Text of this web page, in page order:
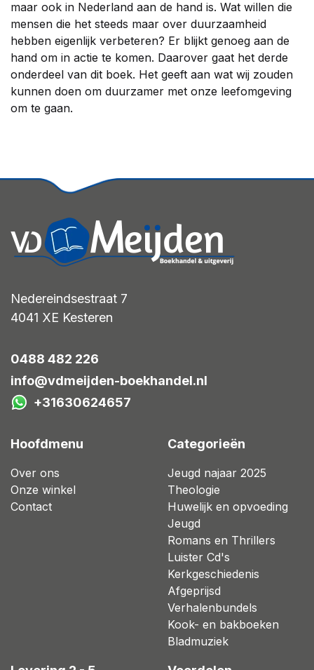
maar ook in Nederland aan de hand is. Wat willen die
mensen die het steeds maar over duurzaamheid
hebben eigenlijk verbeteren? Er blijkt genoeg aan de
hand om in actie te komen. Daarover gaat het derde
onderdeel van dit boek. Het geeft aan wat wij zouden
kunnen doen om duurzamer met onze leefomgeving
om te gaan.
Nedereindsestraat 7
4041 XE Kesteren
0488 482 226
info@vdmeijden-boekhandel.nl
+31630624657
Hoofdmenu
Over ons
Onze winkel
Contact
Categorieën
Jeugd najaar 2025
Theologie
Huwelijk en opvoeding
Jeugd
Romans en Thrillers
Luister Cd's
Kerkgeschiedenis
Afgeprijsd
Verhalenbundels
Kook- en bakboeken
Bladmuziek